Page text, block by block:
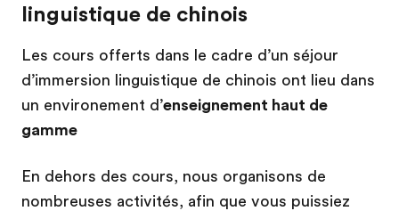
linguistique de chinois
Les cours offerts dans le cadre d’un séjour
d’immersion linguistique de chinois ont lieu dans
un environement d’enseignement haut de
gamme
En dehors des cours, nous organisons de
nombreuses activités, afin que vous puissiez